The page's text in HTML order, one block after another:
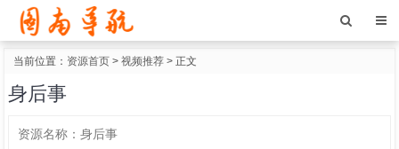
当前位置： 资源首页 > 视频推荐 > 正文
身后事
资源名称： 身后事